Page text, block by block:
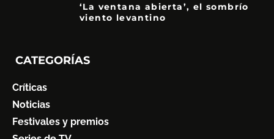
‘La ventana abierta’, el sombrío
viento levantino
CATEGORÍAS
Críticas
Noticias
Festivales y premios